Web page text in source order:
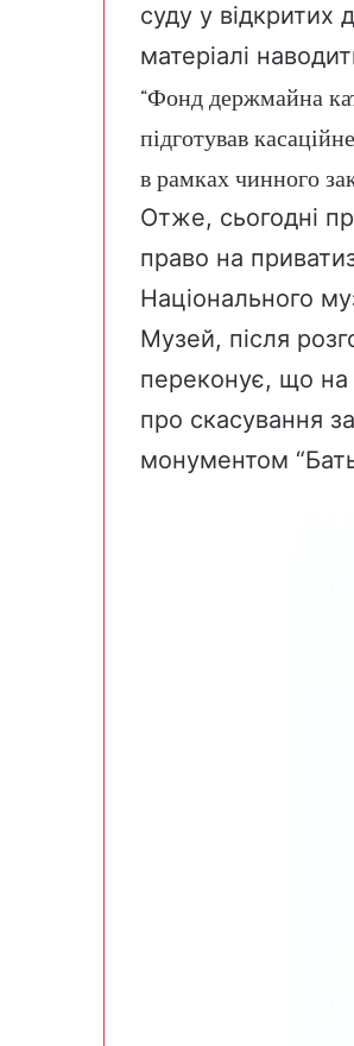
суду у
матеріалі
“Фонд держмайна
підготував
в рамках чинного
Отже, сьогодні
право на
Національного
Музей, після
переконує, що на
про скасування
монументом